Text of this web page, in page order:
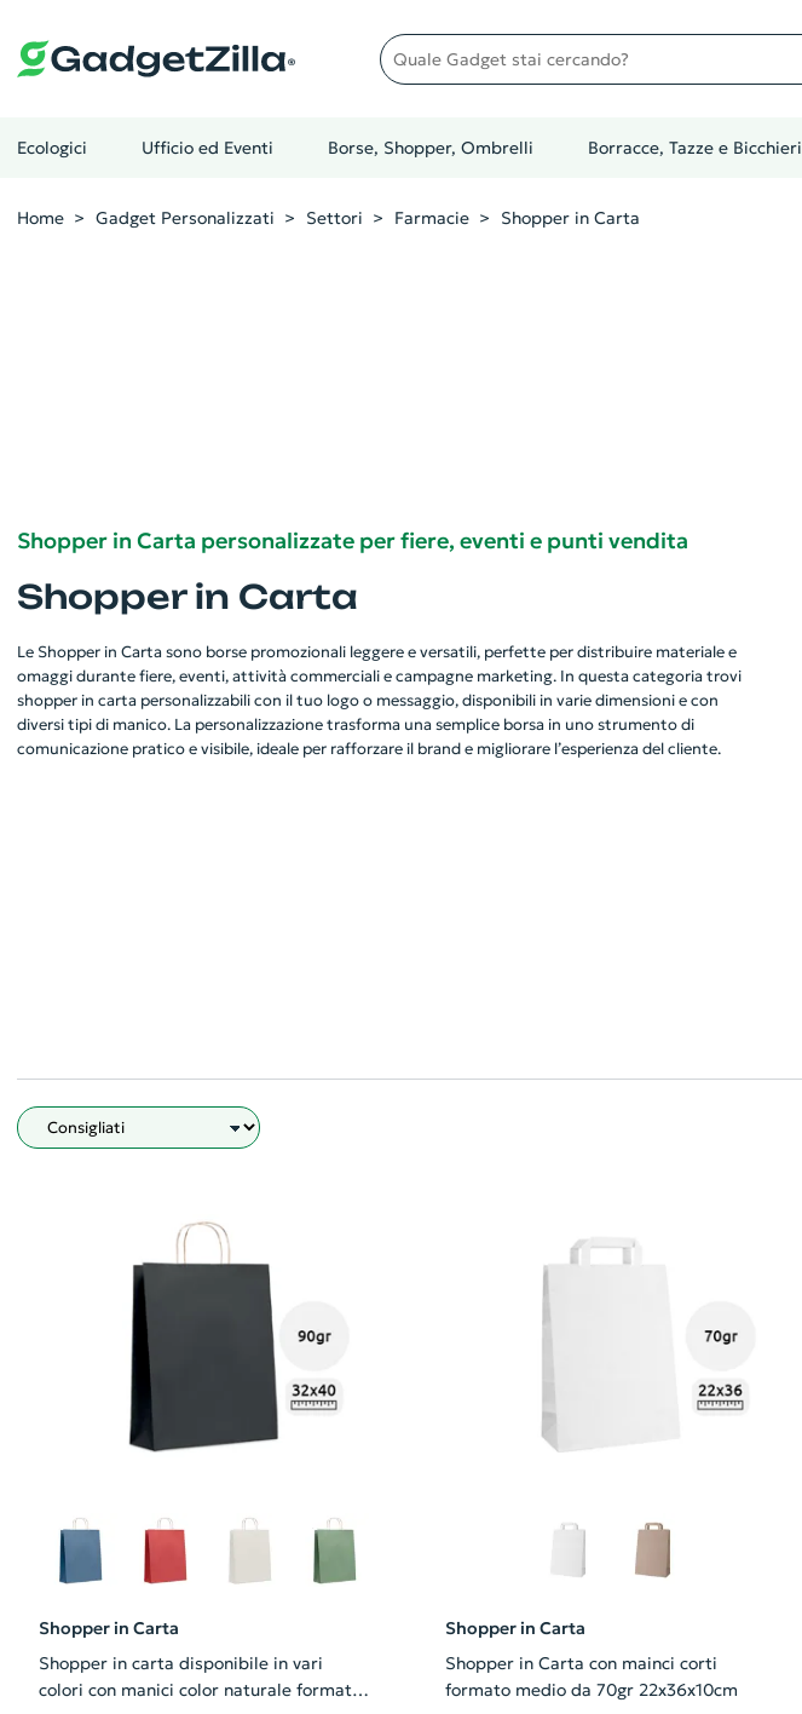
Quale gadget stai cercando?
Ecologici Ufficio ed Eventi Borse, Shopper, Ombrelli Borracce, Tazze e Bicchieri
Home Gadget Personalizzati Settori Farmacie Shopper in Carta
Shopper in Carta personalizzate per fiere, eventi e punti vendita
Shopper in Carta
Le Shopper in Carta sono borse promozionali leggere e versatili, perfette per distribuire materiale e
omaggi durante fiere, eventi, attività commerciali e campagne marketing. In questa categoria trovi
shopper in carta personalizzabili con il tuo logo o messaggio, disponibili in varie dimensioni e con
diversi tipi di manico. La personalizzazione trasforma una semplice borsa in uno strumento di
comunicazione pratico e visibile, ideale per rafforzare il brand e migliorare l’esperienza del cliente.
Filtro
Shopper in Carta
Shopper in carta disponibile in vari
colori con manici color naturale formato
Shopper in Carta
Shopper in Carta con mainci corti
formato medio da 70gr 22x36x10cm